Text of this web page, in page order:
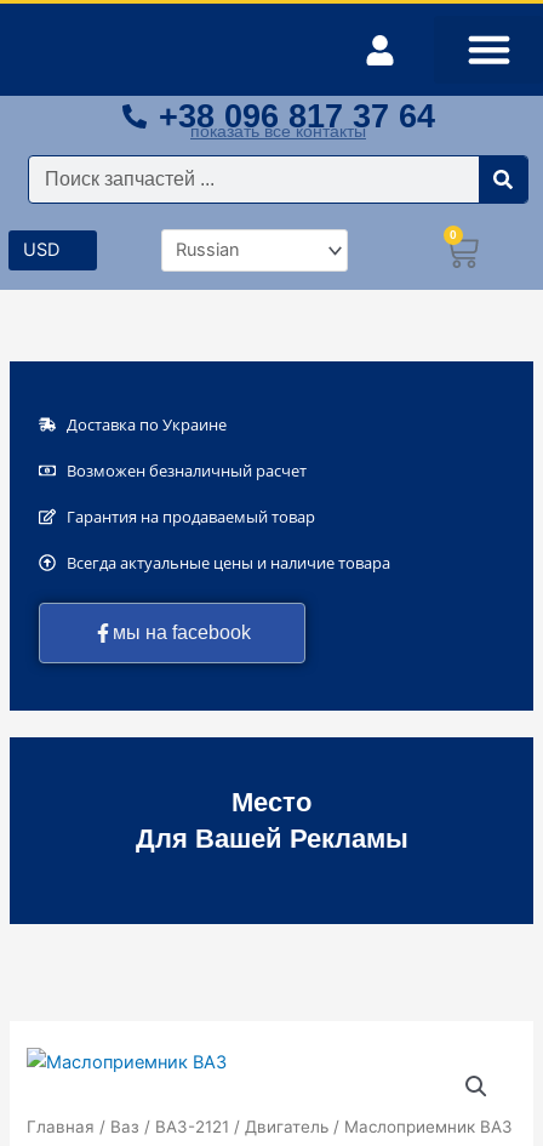
+38 096 817 37 64
показать все контакты
Поиск
0
Доставка по Украине
Возможен безналичный расчет
Гарантия на продаваемый товар
Всегда актуальные цены и наличие товара
мы на facebook
Место
Для Вашей Рекламы
Главная / Ваз / ВАЗ-2121 / Двигатель / Маслоприемник ВАЗ
Количество
Маслоприемник